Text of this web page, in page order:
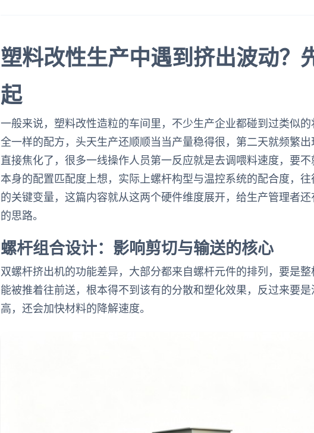
塑料改性生产中遇到挤出波动？
起
一般来说，塑料改性造粒的车间里，不少生产企业都碰到过类似
全一样的配方，头天生产还顺顺当当产量稳得很，第二天就频繁
直接焦化了，很多一线操作人员第一反应就是去调喂料速度，要
本身的配置匹配度上想，实际上螺杆构型与温控系统的配合度，
的关键变量，这篇内容就从这两个硬件维度展开，给生产管理者
的思路。
螺杆组合设计：影响剪切与输送的核心
双螺杆挤出机的功能差异，大部分都来自螺杆元件的排列，要是
能被推着往前送，根本得不到该有的分散和塑化效果，反过来要
高，还会加快材料的降解速度。